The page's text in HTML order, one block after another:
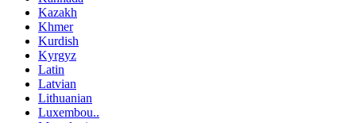
Kazakh
Khmer
Kurdish
Kyrgyz
Latin
Latvian
Lithuanian
Luxembou..